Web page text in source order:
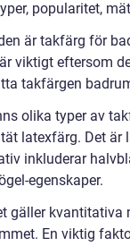
popularitet,
är takfärg för
viktigt eftersom
takfärgen
olika typer av
latexfärg. Det är
inkluderar
egenskaper.
gäller
En viktig